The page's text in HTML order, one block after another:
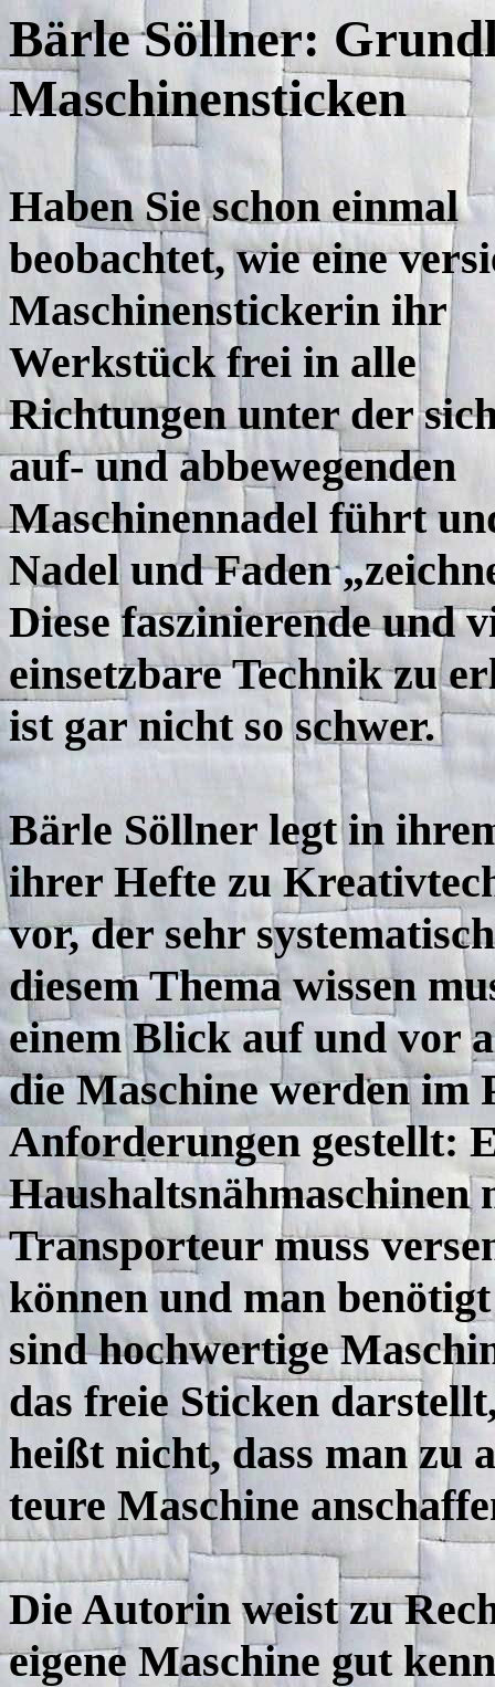
Bärle Söllner:
Maschinensticken
Haben Sie schon einmal
beobachtet, wie eine
Maschinenstickerin ihr
Werkstück frei in alle
Richtungen unter der
auf- und abbewegenden
Maschinennadel führt
Nadel und Faden
Diese faszinierende und
einsetzbare Technik zu
ist gar nicht so schwer.
Bärle Söllner legt in
ihrer Hefte zu
vor, der sehr
diesem Thema wissen
einem Blick auf und vor
die Maschine werden im
Anforderungen gestellt:
Transporteur muss
können und man
sind hochwertige
das freie Sticken
heißt nicht, dass man zu
teure Maschine
Die Autorin weist zu
eigene Maschine gut